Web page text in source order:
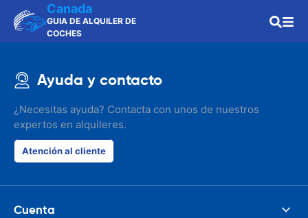
Canada
GUIA DE ALQUILER DE
COCHES
Ayuda y contacto
¿Necesitas ayuda? Contacta con unos de nuestros
expertos en alquileres.
Atención al cliente
Cuenta